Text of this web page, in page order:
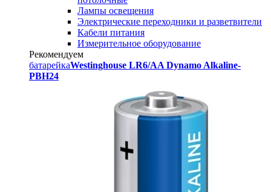
Лампы освещения
Электрические переходники и разветвители
Кабели питания
Измерительное оборудование
Рекомендуем
батарейкаWestinghouse LR6/AA Dynamo Alkaline-
PBH24